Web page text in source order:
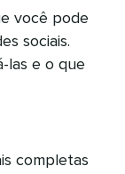
você pode
sociais.
las e o que
completas